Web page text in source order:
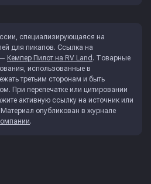
специализирующаяся на
для пикапов. Ссылка на
Кемпер Пилот на RV Land . Товарные
использованные в
третьим сторонам и быть
При перепечатке или цитировании
активную ссылку на источник или
опубликован в журнале
.